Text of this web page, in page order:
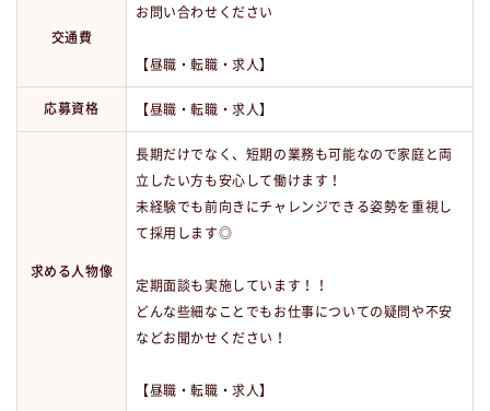
交通費
お問い合わせください
【昼職・転職・求人】
応募資格 【昼職・転職・求人】
求める人物像
長期だけでなく、短期の業務も可能なので家庭と両
立したい方も安心して働けます！
未経験でも前向きにチャレンジできる姿勢を重視し
て採用します◎
定期面談も実施しています！！
どんな些細なことでもお仕事についての疑問や不安
などお聞かせください！
【昼職・転職・求人】